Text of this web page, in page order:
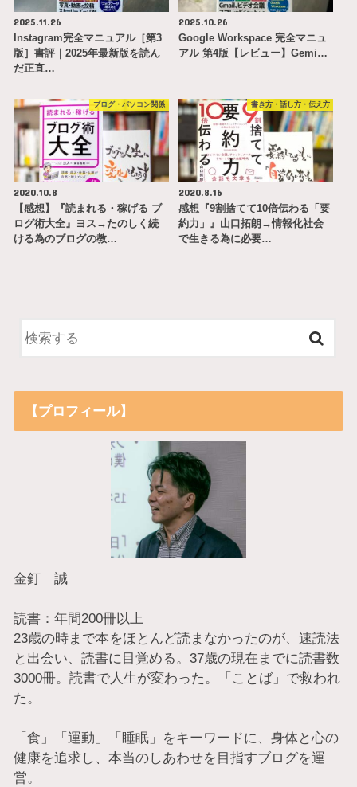
2025.11.26
Instagram完全マニュアル［第3
版］書評｜2025年最新版を読ん
だ正直…
2025.10.26
Google Workspace 完全マニュ
アル 第4版【レビュー】Gemi…
ブログ・パソコン関係
2020.10.8
【感想】『読まれる・稼げる ブ
ログ術大全』ヨス→たのしく続
ける為のブログの教…
書き方・話し方・伝え方
2020.8.16
感想『9割捨てて10倍伝わる「要
約力」』山口拓朗→情報化社会
で生きる為に必要…
【プロフィール】
金釘 誠
読書：年間200冊以上
23歳の時まで本をほとんど読まなかったのが、速読法
と出会い、読書に目覚める。37歳の現在までに読書数
3000冊。読書で人生が変わった。「ことば」で救われ
た。
「食」「運動」「睡眠」をキーワードに、身体と心の
健康を追求し、本当のしあわせを目指すブログを運
営。